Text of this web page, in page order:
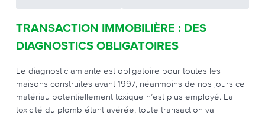
TRANSACTION IMMOBILIÈRE : DES
DIAGNOSTICS OBLIGATOIRES
Le diagnostic amiante est obligatoire pour toutes les
maisons construites avant 1997, néanmoins de nos jours ce
matériau potentiellement toxique n’est plus employé. La
toxicité du plomb étant avérée, toute transaction va